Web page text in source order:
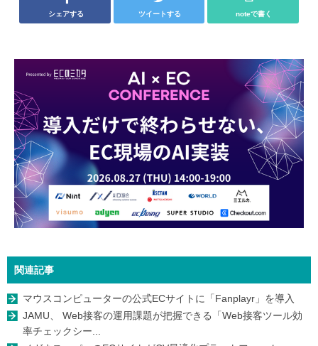
シェアする ツイートする noteで書く
関連記事
マウスコンピューターの公式ECサイトに「Fanplayr」を導入
JAMU、 Web接客の運用課題が把握できる「Web接客ツール効
率チェックシー...